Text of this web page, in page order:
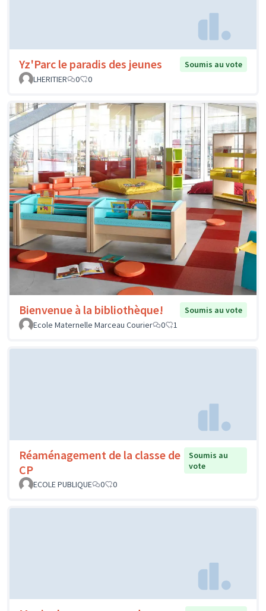
Yz'Parc le paradis des jeunes
Soumis au vote
LHERITIER
0 0
Bienvenue à la bibliothèque!
Soumis au vote
Ecole Maternelle Marceau Courier
0 1
Réaménagement de la classe de
CP
Soumis au
vote
ECOLE PUBLIQUE
0 0